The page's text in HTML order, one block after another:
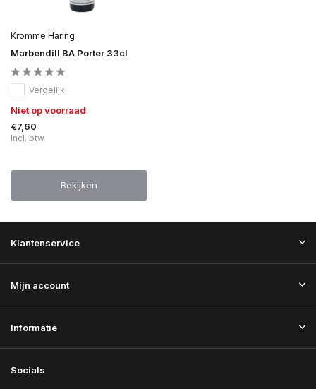
Kromme Haring
Marbendill BA Porter 33cl
Vergelijk
Niet op voorraad
€7,60
Incl. btw
Bekijken
Klantenservice
Mijn account
Informatie
Socials